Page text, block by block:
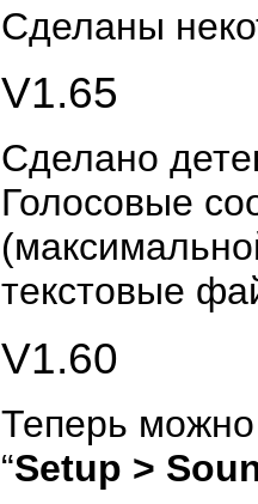
Сделаны
V1.65
Сделано
Голосовые
текстовые
V1.60
Теперь
“Setup >